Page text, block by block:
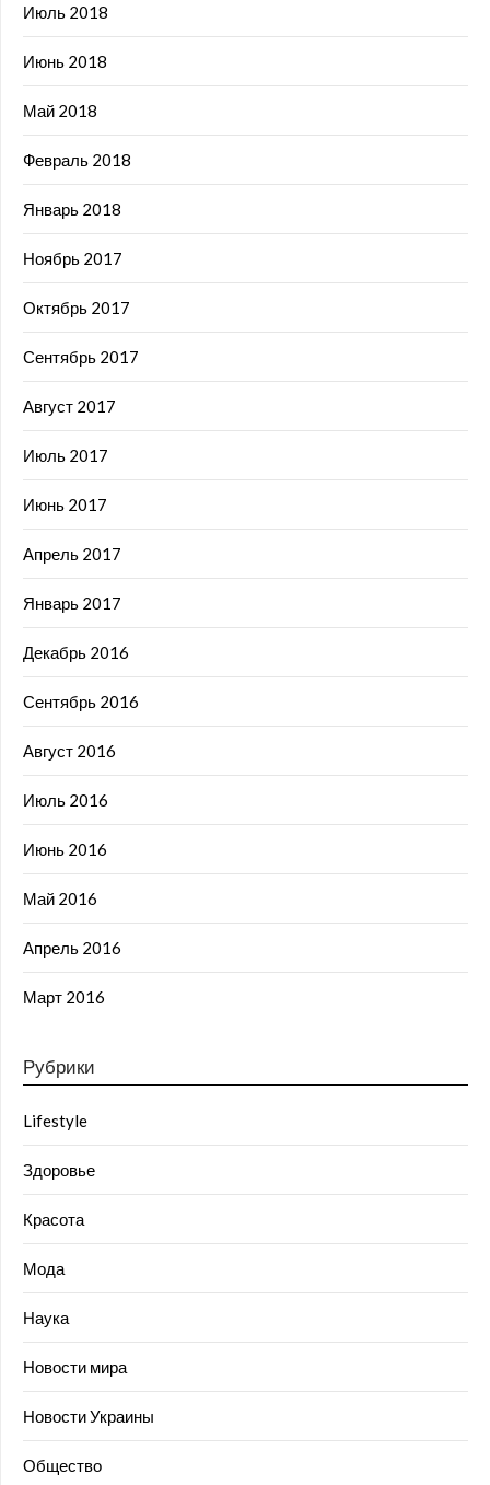
Июль 2018
Июнь 2018
Май 2018
Февраль 2018
Январь 2018
Ноябрь 2017
Октябрь 2017
Сентябрь 2017
Август 2017
Июль 2017
Июнь 2017
Апрель 2017
Январь 2017
Декабрь 2016
Сентябрь 2016
Август 2016
Июль 2016
Июнь 2016
Май 2016
Апрель 2016
Март 2016
Рубрики
Lifestyle
Здоровье
Красота
Мода
Наука
Новости мира
Новости Украины
Общество